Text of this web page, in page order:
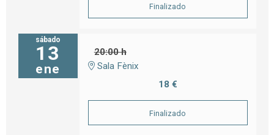
Finalizado
sábado
13
ene
20:00 h
Sala Fènix
18 €
Finalizado